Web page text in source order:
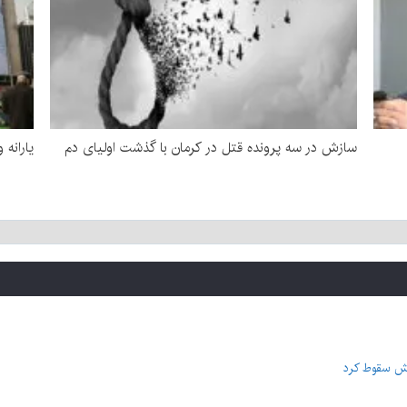
سازش در سه پرونده قتل در کرمان با گذشت اولیای دم
سقوط کرد